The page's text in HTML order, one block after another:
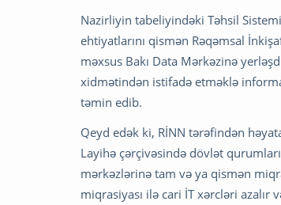
Nazirliyin tabeliyindəki Təhsil
ehtiyatlarını qismən Rəqəmsal
məxsus Bakı Data Mərkəzinə
xidmətindən istifadə etməklə
təmin edib.
Qeyd edək ki, RİNN tərəfindən
Layihə çərçivəsində dövlət
mərkəzlərinə tam və ya qismən
miqrasiyası ilə cari İT xərcləri